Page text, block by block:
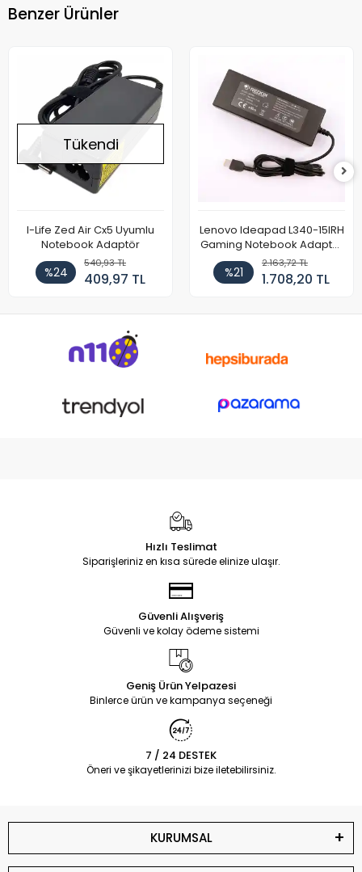
Benzer Ürünler
Tükendi
I-Life Zed Air Cx5 Uyumlu
Notebook Adaptör
%24
540,93 TL
409,97 TL
Lenovo Ideapad L340-15IRH
Gaming Notebook Adaptör
Cihazı Şarj Aleti (150W)
%21
2.163,72 TL
1.708,20 TL
Hızlı Teslimat
Siparişleriniz en kısa sürede elinize ulaşır.
Güvenli Alışveriş
Güvenli ve kolay ödeme sistemi
Geniş Ürün Yelpazesi
Binlerce ürün ve kampanya seçeneği
7 / 24 DESTEK
Öneri ve şikayetlerinizi bize iletebilirsiniz.
KURUMSAL